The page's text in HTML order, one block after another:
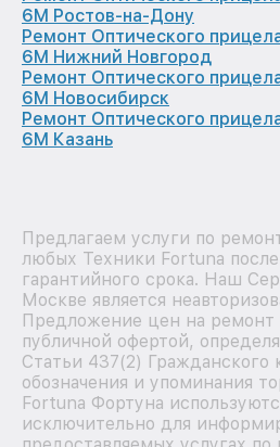
6M Ростов-на-Дону
Ремонт Оптического
6M Нижний Новгород
Ремонт Оптического
6M Новосибирск
Ремонт Оптического
6M Казань
Предлагаем услуги по
любых Техники Fortuna
гарантийного срока. Наш
Москве является
Предложение цен на ремонт
публичной офертой,
Статьи 437(2) Гражданского
обозначения и упоминания
Fortuna Фортуна
исключительно для